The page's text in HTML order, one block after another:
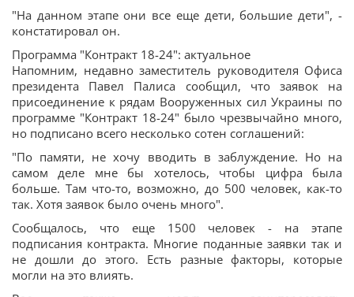
"На данном этапе они все еще дети, большие дети", -
констатировал он.
Программа "Контракт 18-24": актуальное
Напомним, недавно заместитель руководителя Офиса
президента Павел Палиса сообщил, что заявок на
присоединение к рядам Вооруженных сил Украины по
программе "Контракт 18-24" было чрезвычайно много,
но подписано всего несколько сотен соглашений:
"По памяти, не хочу вводить в заблуждение. Но на
самом деле мне бы хотелось, чтобы цифра была
больше. Там что-то, возможно, до 500 человек, как-то
так. Хотя заявок было очень много".
Сообщалось, что еще 1500 человек - на этапе
подписания контракта. Многие поданные заявки так и
не дошли до этого. Есть разные факторы, которые
могли на это влиять.